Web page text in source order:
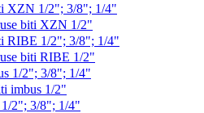
XZN 1/2"; 3/8"; 1/4"
biti XZN 1/2"
RIBE 1/2"; 3/8"; 1/4"
biti RIBE 1/2"
1/2"; 3/8"; 1/4"
imbus 1/2"
2"; 3/8"; 1/4"